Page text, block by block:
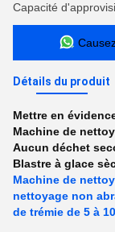
Capacité
Détails du produit
Mettre en
Machine de
Aucun déchet
Blastre à glace
Machine de
nettoyage non
de trémie de 5 à